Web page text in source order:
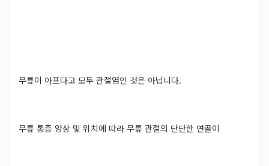
무릎이 아프다고 모두 관절염인 것은 아닙니다.
무릎 통증 양상 및 위치에 따라 무릎 관절의 단단한 연골이